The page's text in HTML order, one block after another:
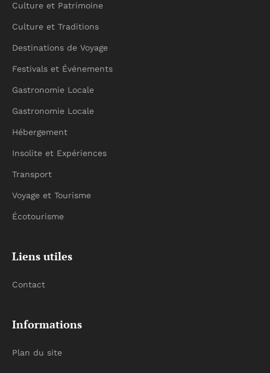
Culture et Patrimoine
Culture et Traditions
Destinations de Voyage
Festivals et Événements
Gastronomie Locale
Gastronomie Locale
Hébergement
Insolite et Expériences
Transport
Voyage et Tourisme
Écotourisme
Liens utiles
Contact
Informations
Plan du site